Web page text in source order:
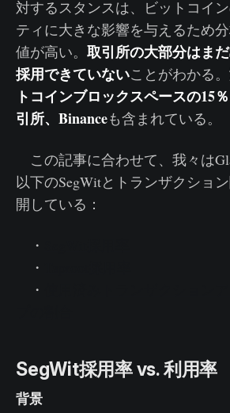
対するスタンスは、ビットコイ
ティに大きな影響を与えるため
値が高い。 取引所の大部分はま
採用できていないことがわかる。
トコインブロックスペースの15
引所、Binanceも含まれている。
この記事に合わせて、我々は
以下のSegWitとトランザクショ
開している：
・
・
・
SegWit採用率 vs. 利用率
背景